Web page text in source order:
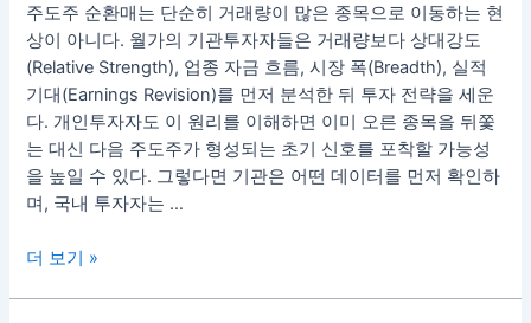
주도주 순환매는 단순히 거래량이 많은 종목으로 이동하는 현
상이 아니다. 월가의 기관투자자들은 거래량보다 상대강도
(Relative Strength), 업종 자금 흐름, 시장 폭(Breadth), 실적
기대(Earnings Revision)를 먼저 분석한 뒤 투자 전략을 세운
다. 개인투자자도 이 원리를 이해하면 이미 오른 종목을 뒤쫓
는 대신 다음 주도주가 형성되는 초기 신호를 포착할 가능성
을 높일 수 있다. 그렇다면 기관은 어떤 데이터를 먼저 확인하
며, 국내 투자자는 …
먼
저
나
타
나
는
5
가
신
호
더 보기 »